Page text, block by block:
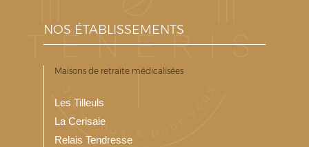
NOS ÉTABLISSEMENTS
Maisons de retraite médicalisées
Les Tilleuls
La Cerisaie
Relais Tendresse